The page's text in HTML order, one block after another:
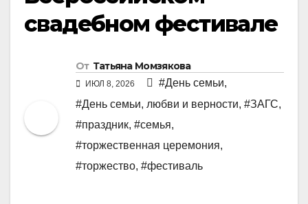
свадебном фестивале
От Татьяна Момзякова
ИЮЛ 8, 2026 #День семьи,
#День семьи, любви и верности, #ЗАГС,
#праздник, #семья,
#торжественная церемония,
#торжество, #фестиваль